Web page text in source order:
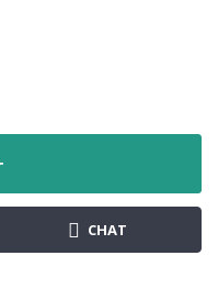
CHAT